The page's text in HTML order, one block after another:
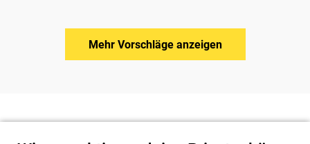
Mehr Vorschläge anzeigen